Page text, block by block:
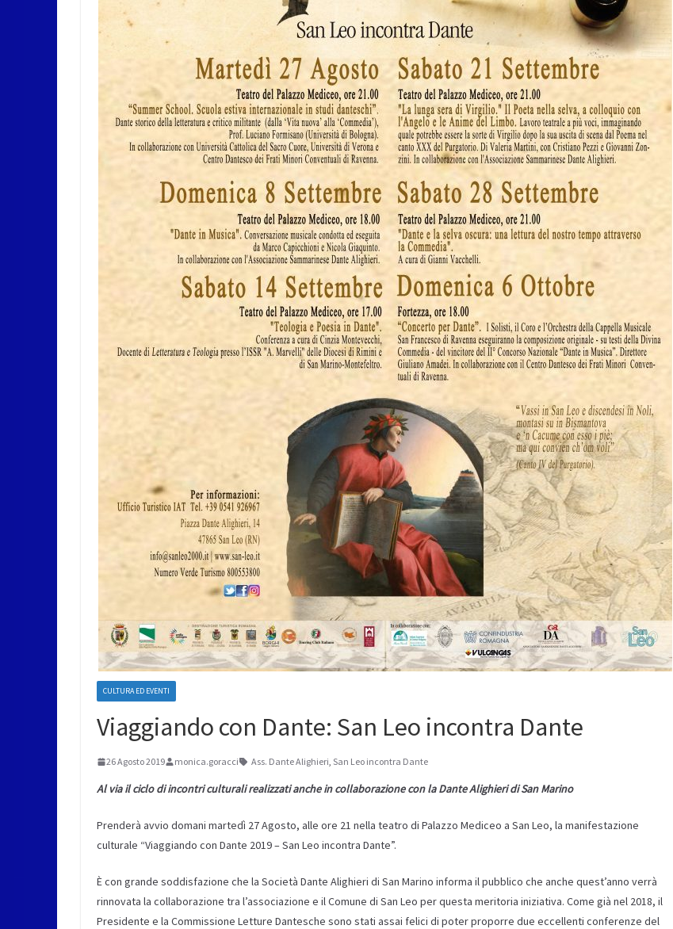
CULTURA ED EVENTI
Viaggiando con Dante: San Leo incontra Dante
26 Agosto 2019 monica.goracci Ass. Dante Alighieri, San Leo incontra Dante
Al via il ciclo di incontri culturali realizzati anche in collaborazione con la Dante Alighieri di San Marino
Prenderà avvio domani martedì 27 Agosto, alle ore 21 nella teatro di Palazzo Mediceo a San Leo, la manifestazione
culturale “Viaggiando con Dante 2019 – San Leo incontra Dante”.
È con grande soddisfazione che la Società Dante Alighieri di San Marino informa il pubblico che anche quest’anno verrà
rinnovata la collaborazione tra l’associazione e il Comune di San Leo per questa meritoria iniziativa. Come già nel 2018, il
Presidente e la Commissione Letture Dantesche sono stati assai felici di poter proporre due eccellenti conferenze del